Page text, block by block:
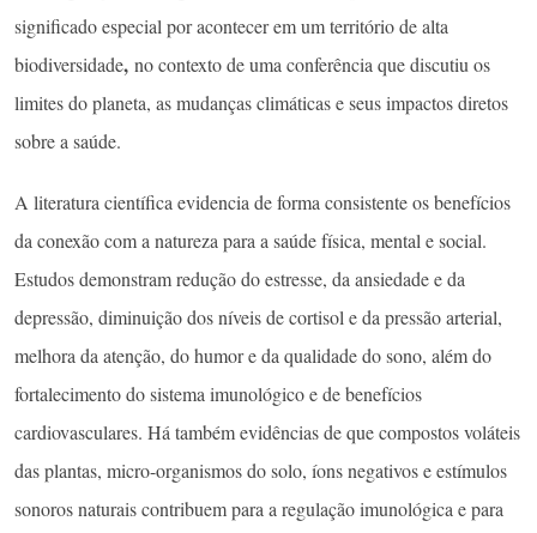
significado especial por acontecer em um território de alta
biodiversidade, no contexto de uma conferência que discutiu os
limites do planeta, as mudanças climáticas e seus impactos diretos
sobre a saúde.
A literatura científica evidencia de forma consistente os benefícios
da conexão com a natureza para a saúde física, mental e social.
Estudos demonstram redução do estresse, da ansiedade e da
depressão, diminuição dos níveis de cortisol e da pressão arterial,
melhora da atenção, do humor e da qualidade do sono, além do
fortalecimento do sistema imunológico e de benefícios
cardiovasculares. Há também evidências de que compostos voláteis
das plantas, micro-organismos do solo, íons negativos e estímulos
sonoros naturais contribuem para a regulação imunológica e para